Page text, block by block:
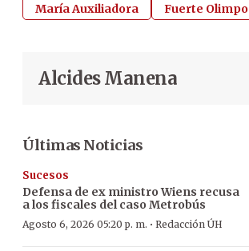
María Auxiliadora
Fuerte Olimpo
Alcides Manena
Últimas Noticias
Sucesos
Defensa de ex ministro Wiens recusa
a los fiscales del caso Metrobús
Agosto 6, 2026 05:20 p. m. · Redacción ÚH